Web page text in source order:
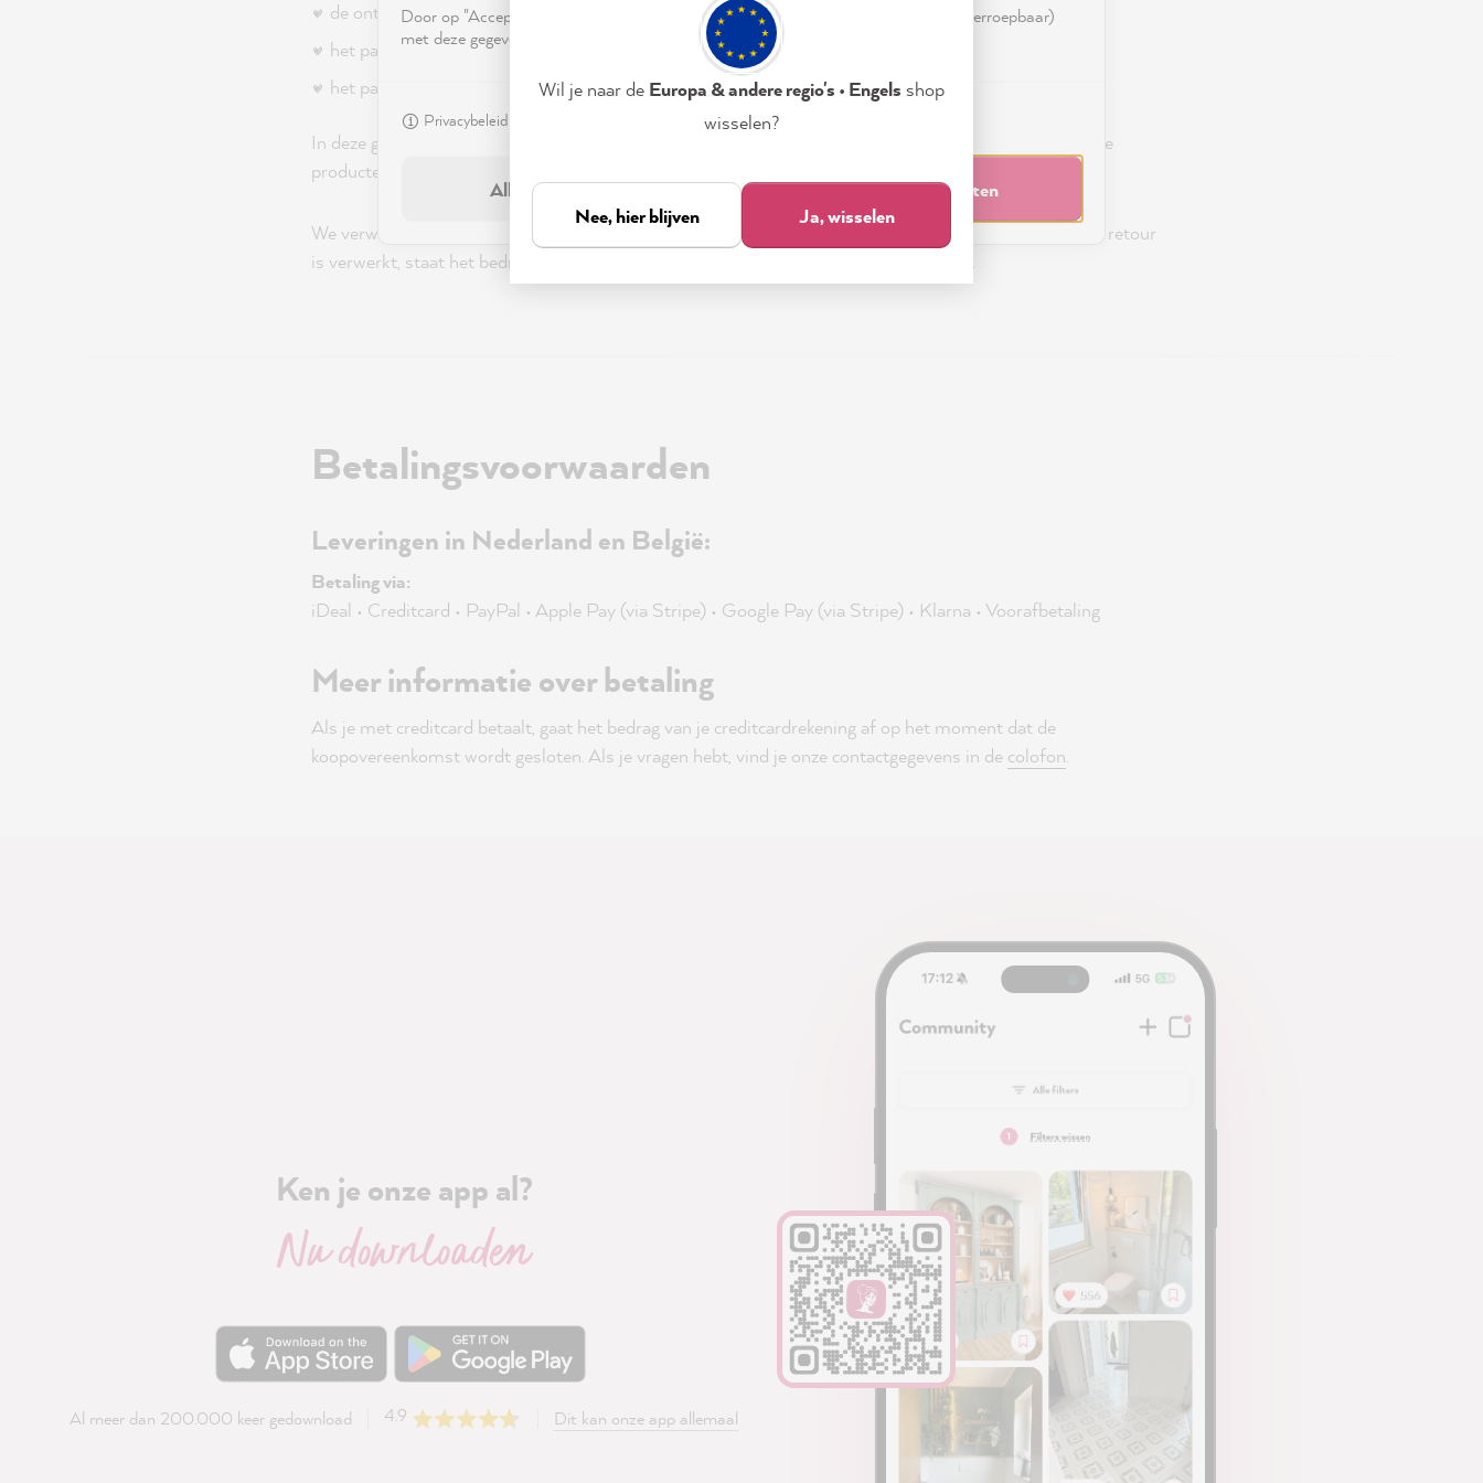
de ontvanger niet kan worden gevonden
het pakket niet op tijd is opgehaald bij het pakketpunt
het pakket onderweg naar jou beschadigd is geraakt
In deze gevallen sturen we je een e-mail en stortten we het aankoopbedrag automatisch terug. Wil je de
producten alsnog ontvangen? Plaats dan gerust een nieuwe bestelling.
We verwerken retouren zo snel mogelijk. In uitzonderlijke gevallen kan dit tot 3 weken duren. Nadat de retour
is verwerkt, staat het bedrag normaal gesproken binnen een week weer op je rekening.
Betalingsvoorwaarden
Leveringen in Nederland en België:
Betaling via:
iDeal • Creditcard • PayPal • Apple Pay (via Stripe) • Google Pay (via Stripe) • Klarna • Voorafbetaling
Meer informatie over betaling
Als je met creditcard betaalt, gaat het bedrag van je creditcardrekening af op het moment dat de
koopovereenkomst wordt gesloten. Als je vragen hebt, vind je onze contactgegevens in de colofon.
Ken je onze app al?
Nu downloaden
Al meer dan 200.000 keer gedownload 4.9 Dit kan onze app allemaal
Door op "Accepteren & sluiten" te klikken, ga je vrijwillig akkoord (op elk moment herroepbaar)
met deze gegevensverwerking.
Privacybeleid
Accepteren & sluiten
Alleen noodzakelijk
Wil je naar de Europa & andere regio's • Engels shop
wisselen?
Nee, hier blijven Ja, wisselen